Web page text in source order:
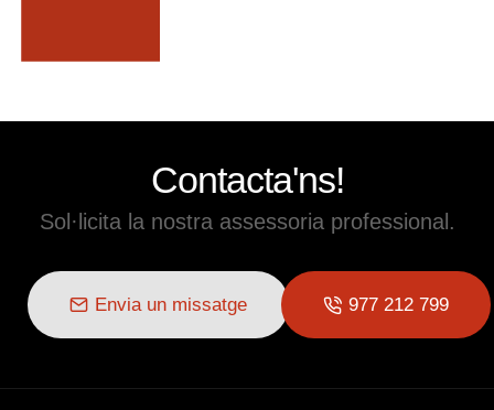
Contacta'ns!
Sol·licita la nostra assessoria professional.
Envia un missatge 977 212 799